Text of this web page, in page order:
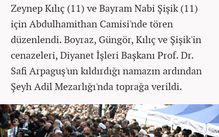
Zeynep Kılıç (11) ve Bayram Nabi Şişik (11)
için Abdulhamithan Camisi'nde tören
düzenlendi. Boyraz, Güngör, Kılıç ve Şişik'in
cenazeleri, Diyanet İşleri Başkanı Prof. Dr.
Safi Arpaguş'un kıldırdığı namazın ardından
Şeyh Adil Mezarlığı'nda toprağa verildi.